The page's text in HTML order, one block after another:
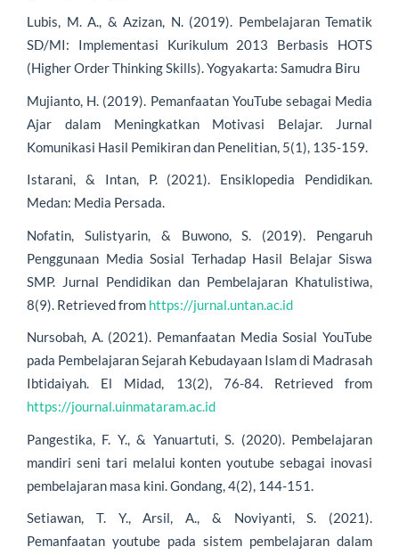
Lubis, M. A., & Azizan, N. (2019). Pembelajaran Tematik
SD/MI: Implementasi Kurikulum 2013 Berbasis HOTS
(Higher Order Thinking Skills). Yogyakarta: Samudra Biru
Mujianto, H. (2019). Pemanfaatan YouTube sebagai Media
Ajar dalam Meningkatkan Motivasi Belajar. Jurnal
Komunikasi Hasil Pemikiran dan Penelitian, 5(1), 135-159.
Istarani, & Intan, P. (2021). Ensiklopedia Pendidikan.
Medan: Media Persada.
Nofatin, Sulistyarin, & Buwono, S. (2019). Pengaruh
Penggunaan Media Sosial Terhadap Hasil Belajar Siswa
SMP. Jurnal Pendidikan dan Pembelajaran Khatulistiwa,
8(9). Retrieved from https://jurnal.untan.ac.id
Nursobah, A. (2021). Pemanfaatan Media Sosial YouTube
pada Pembelajaran Sejarah Kebudayaan Islam di Madrasah
Ibtidaiyah. El Midad, 13(2), 76-84. Retrieved from
https://journal.uinmataram.ac.id
Pangestika, F. Y., & Yanuartuti, S. (2020). Pembelajaran
mandiri seni tari melalui konten youtube sebagai inovasi
pembelajaran masa kini. Gondang, 4(2), 144-151.
Setiawan, T. Y., Arsil, A., & Noviyanti, S. (2021).
Pemanfaatan youtube pada sistem pembelajaran dalam